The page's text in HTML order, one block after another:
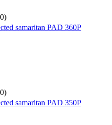
samaritan PAD 360P
samaritan PAD 350P